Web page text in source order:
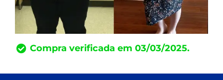
Compra verificada em 03/03/2025.